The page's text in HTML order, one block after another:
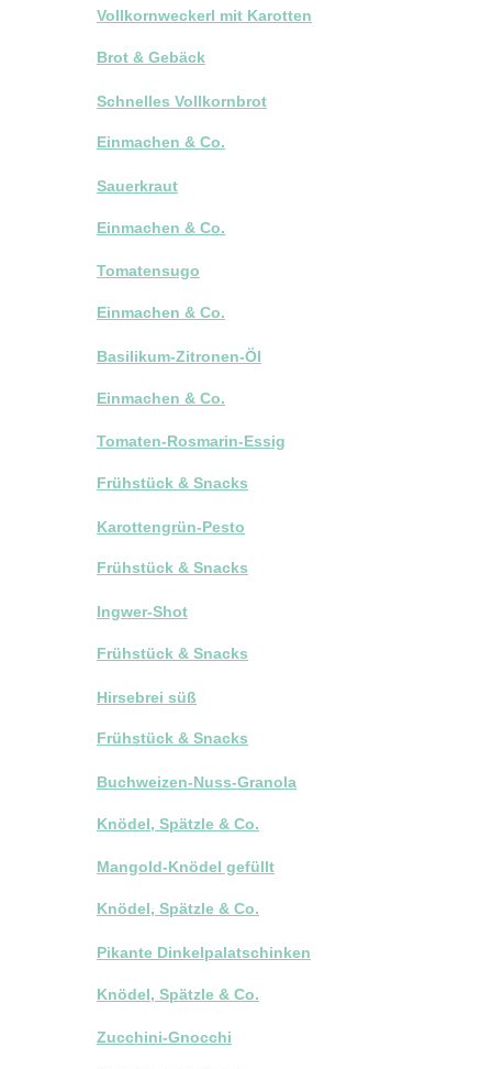
Vollkornweckerl mit Karotten
Brot & Gebäck
Schnelles Vollkornbrot
Einmachen & Co.
Sauerkraut
Einmachen & Co.
Tomatensugo
Einmachen & Co.
Basilikum-Zitronen-Öl
Einmachen & Co.
Tomaten-Rosmarin-Essig
Frühstück & Snacks
Karottengrün-Pesto
Frühstück & Snacks
Ingwer-Shot
Frühstück & Snacks
Hirsebrei süß
Frühstück & Snacks
Buchweizen-Nuss-Granola
Knödel, Spätzle & Co.
Mangold-Knödel gefüllt
Knödel, Spätzle & Co.
Pikante Dinkelpalatschinken
Knödel, Spätzle & Co.
Zucchini-Gnocchi